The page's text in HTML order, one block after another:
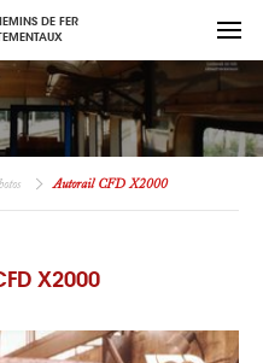
DE FER
Autorail CFD X2000
X2000